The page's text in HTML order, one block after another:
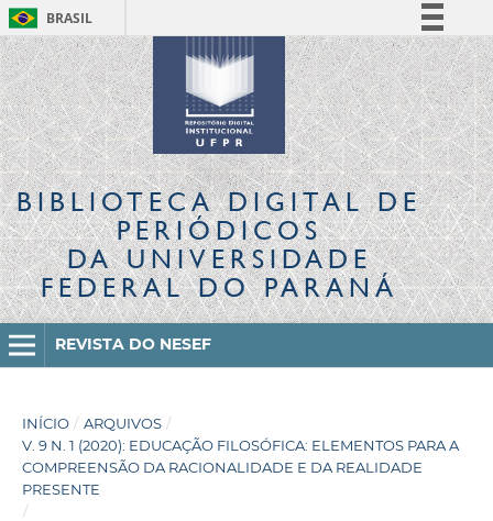
BRASIL
Simplifique!
Comunica BR
Participe
Acesso à informação
Legislação
Canais
BIBLIOTECA DIGITALDE
PERIÓDICOS
DA UNIVERSIDADE
FEDERAL DO PARANÁ
REVISTA DO NESEF
INÍCIO / ARQUIVOS /
V. 9 N. 1 (2020): EDUCAÇÃO FILOSÓFICA: ELEMENTOS PARA A
COMPREENSÃO DA RACIONALIDADE E DA REALIDADE
PRESENTE
/